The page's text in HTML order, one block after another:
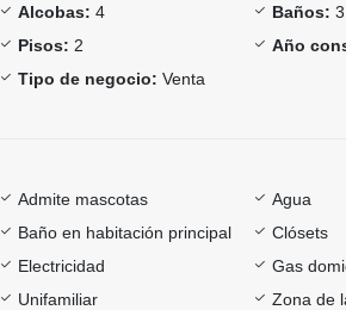
Alcobas: 4 Baños: 3
Pisos: 2 Año
Tipo de negocio: Venta
Admite mascotas Agua
Baño en habitación principal
Clósets
Electricidad
Gas
Unifamiliar
Zona de